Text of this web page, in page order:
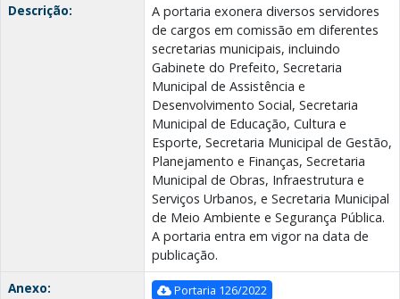
Descrição:
A portaria exonera diversos servidores
de cargos em comissão em diferentes
secretarias municipais, incluindo
Gabinete do Prefeito, Secretaria
Municipal de Assistência e
Desenvolvimento Social, Secretaria
Municipal de Educação, Cultura e
Esporte, Secretaria Municipal de Gestão,
Planejamento e Finanças, Secretaria
Municipal de Obras, Infraestrutura e
Serviços Urbanos, e Secretaria Municipal
de Meio Ambiente e Segurança Pública.
A portaria entra em vigor na data de
publicação.
Anexo:
Portaria 126/2022